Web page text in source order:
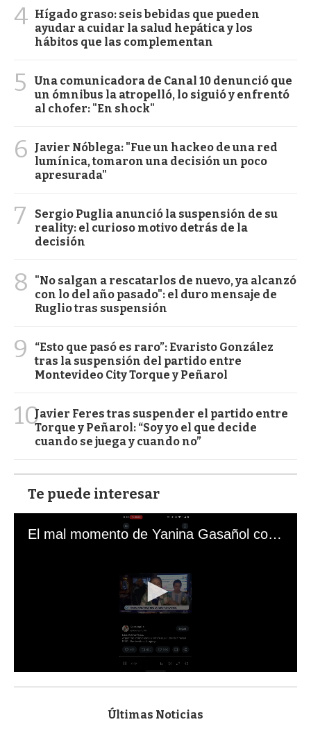
4 Hígado graso: seis bebidas que pueden
ayudar a cuidar la salud hepática y los
hábitos que las complementan
5
Una comunicadora de Canal 10 denunció que
un ómnibus la atropelló, lo siguió y enfrentó
al chofer: "En shock"
6
Javier Nóblega: "Fue un hackeo de una red
lumínica, tomaron una decisión un poco
apresurada"
7
Sergio Puglia anunció la suspensión de su
reality: el curioso motivo detrás de la
decisión
8
"No salgan a rescatarlos de nuevo, ya alcanzó
con lo del año pasado": el duro mensaje de
Ruglio tras suspensión
9
“Esto que pasó es raro”: Evaristo González
tras la suspensión del partido entre
Montevideo City Torque y Peñarol
10Javier Feres tras suspender el partido entre
Torque y Peñarol: “Soy yo el que decide
cuando se juega y cuando no”
Te puede interesar
El mal momento de Yanina Gasañol con un hincha argentino en "Subrayado"
s
Últimas Noticias